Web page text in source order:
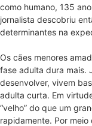
como humano, 135
jornalista descobriu
determinantes na
Os cães menores
fase adulta dura mais.
desenvolver, vivem
adulta curta. Em
“velho” do que um
rapidamente. Por